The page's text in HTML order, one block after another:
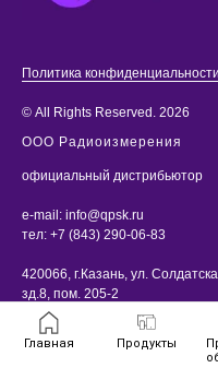
Главная Продукты
Политика
© All Rights Reserved. 2026
ООО Радиоизмерения
официальный дистрибьютор
e-mail: info@qpsk.ru
тел: +7 (843) 290-06-83
420066, г.Казань, ул.
зд.8, пом. 205-2